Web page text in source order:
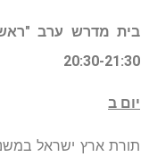
בית מדרש ערב
20:30-21:30
יום ב
תורת ארץ ישראל